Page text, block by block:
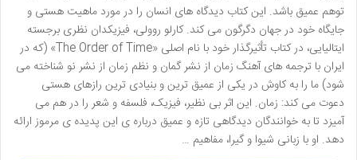
توهم عمیق باشد. این کتاب دیدگاه های انسان را در مورد ماهیت هستی و
جایگاه خود در جهان دگرگون می کند. کارلو روولی، فیزیکدان نظری برجسته
ایتالیایی، در کتاب تأثیرگذار خود با نام اصلی «The Order of Time» (که در
ایران با ترجمه های آهنگ زمان از نشر گمان و نظم زمان از نشر نو شناخته می
شود) ما را به کاوش در یکی از عمیق ترین و بنیادی ترین رازهای هستی
دعوت می کند: زمان. این اثر بی نظیر، فیزیک، فلسفه و شعر را در هم می
آمیزد تا به خوانندگان دیدگاهی تازه و عمیق درباره ی این پدیده ی مرموز ارائه
دهد. او با زبانی شیوا و گیرا، مفاهیم …